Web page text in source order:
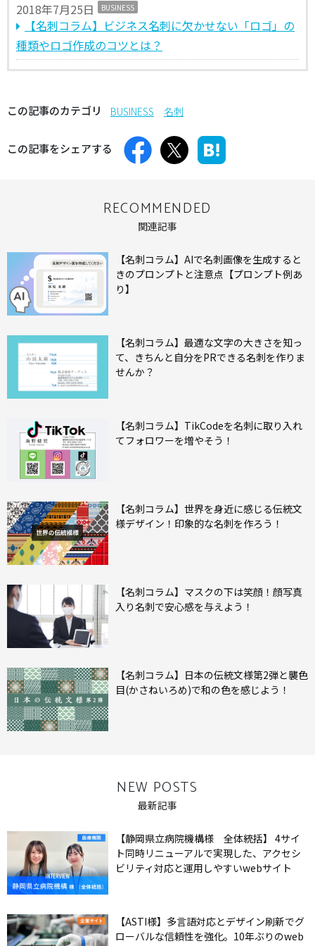
2018年7月25日 BUSINESS
【名刺コラム】ビジネス名刺に欠かせない「ロゴ」の
種類やロゴ作成のコツとは？
この記事のカテゴリ BUSINESS 名刺
この記事をシェアする
RECOMMENDED
関連記事
【名刺コラム】AIで名刺画像を生成すると
きのプロンプトと注意点【プロンプト例あ
り】
【名刺コラム】最適な文字の大きさを知っ
て、きちんと自分をPRできる名刺を作りま
せんか？
【名刺コラム】TikCodeを名刺に取り入れ
てフォロワーを増やそう！
【名刺コラム】世界を身近に感じる伝統文
様デザイン！印象的な名刺を作ろう！
【名刺コラム】マスクの下は笑顔！顔写真
入り名刺で安心感を与えよう！
【名刺コラム】日本の伝統文様第2弾と襲色
目(かさねいろめ)で和の色を感じよう！
NEW POSTS
最新記事
【静岡県立病院機構様 全体統括】 4サイ
ト同時リニューアルで実現した、アクセシ
ビリティ対応と運用しやすいwebサイト
【ASTI様】多言語対応とデザイン刷新でグ
ローバルな信頼性を強化。10年ぶりのweb